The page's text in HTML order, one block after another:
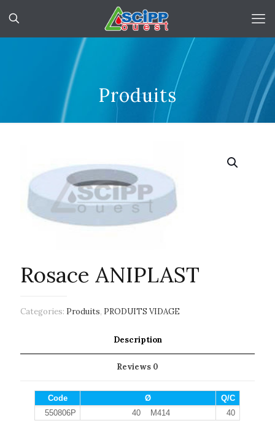
Produits
Rosace ANIPLAST
Categories: Produits, PRODUITS VIDAGE
Description
Reviews 0
Code Ø
Q/C
550806P
40 M414 40